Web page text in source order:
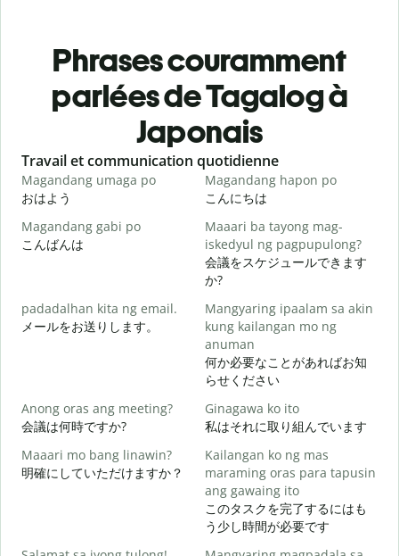
Phrases couramment
parlées de Tagalog à
Japonais
Slide 1 of 6
Travail et communication quotidienne
Magandang umaga po
おはよう
Magandang hapon po
こんにちは
Magandang gabi po
こんばんは
Maaari ba tayong mag-
iskedyul ng pagpupulong?
会議をスケジュールできます
か?
padadalhan kita ng email.
メールをお送りします。
Mangyaring ipaalam sa akin
kung kailangan mo ng
anuman
何か必要なことがあればお知
らせください
Anong oras ang meeting?
会議は何時ですか?
Ginagawa ko ito
私はそれに取り組んでいます
Maaari mo bang linawin?
明確にしていただけますか？
Kailangan ko ng mas
maraming oras para tapusin
ang gawaing ito
このタスクを完了するにはも
う少し時間が必要です